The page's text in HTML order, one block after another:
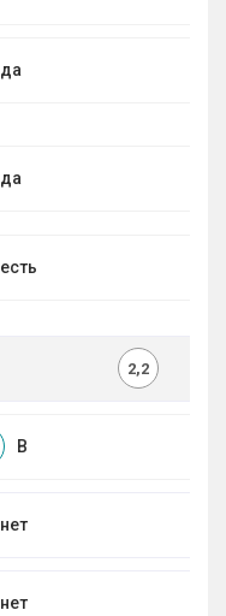
да
да
есть
2,2
B
нет
нет